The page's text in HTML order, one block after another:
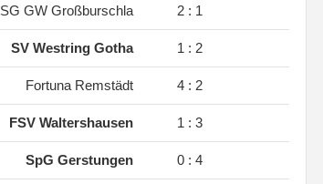
SG GW Großburschla 2 : 1
SV Westring Gotha 1 : 2
Fortuna Remstädt 4 : 2
FSV Waltershausen 1 : 3
SpG Gerstungen 0 : 4